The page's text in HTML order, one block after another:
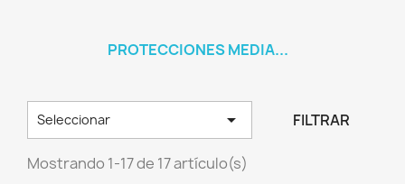
PROTECCIONES MEDIA...
Seleccionar  FILTRAR
Mostrando 1-17 de 17 artículo(s)